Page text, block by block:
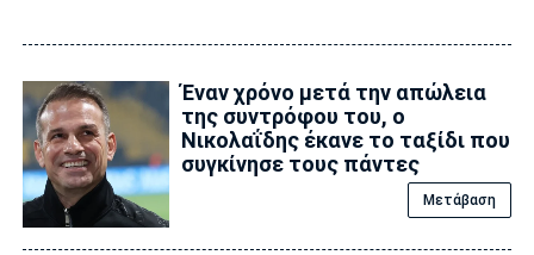
Έναν χρόνο μετά την απώλεια
της συντρόφου του, ο
Νικολαΐδης έκανε το ταξίδι που
συγκίνησε τους πάντες
Μετάβαση